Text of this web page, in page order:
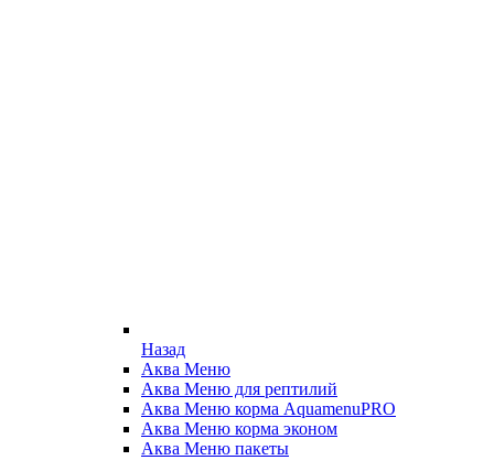
Назад
Аква Меню
Аква Меню для рептилий
Аква Меню корма AquamenuPRO
Аква Меню корма эконом
Аква Меню пакеты